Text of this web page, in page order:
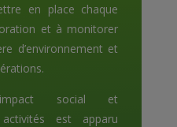
en place chaque
et à monitorer
d’environnement et
social et
est apparu